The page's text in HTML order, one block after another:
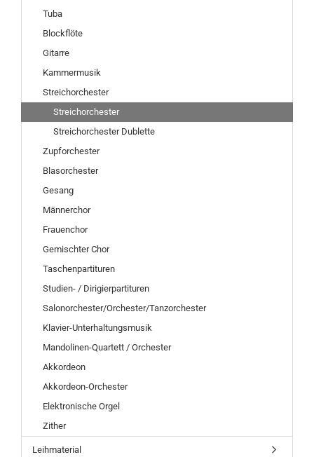
Tuba
Blockflöte
Gitarre
Kammermusik
Streichorchester
Streichorchester
Streichorchester Dublette
Zupforchester
Blasorchester
Gesang
Männerchor
Frauenchor
Gemischter Chor
Taschenpartituren
Studien- / Dirigierpartituren
Salonorchester/Orchester/Tanzorchester
Klavier-Unterhaltungsmusik
Mandolinen-Quartett / Orchester
Akkordeon
Akkordeon-Orchester
Elektronische Orgel
Zither
Leihmaterial